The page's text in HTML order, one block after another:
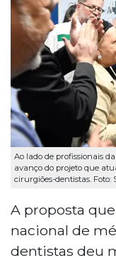
Ao lado de profissionais
avanço do projeto que
cirurgiões-dentistas. Foto:
A proposta
nacional de
dentistas deu